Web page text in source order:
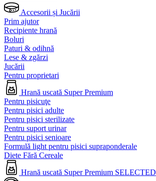
Accesorii și Jucării
Prim ajutor
Recipiente hrană
Boluri
Paturi & odihnă
Lese & zgărzi
Jucării
Pentru proprietari
Hrană uscată Super Premium
Pentru pisicuţe
Pentru pisici adulte
Pentru pisici sterilizate
Pentru suport urinar
Pentru pisici senioare
Formulă light pentru pisici supraponderale
Diete Fără Cereale
Hrană uscată Super Premium SELECTED